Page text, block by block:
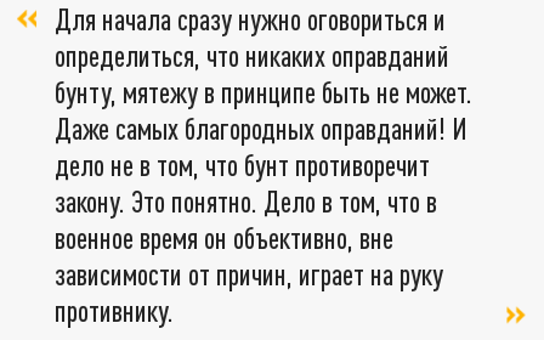
Для начала сразу нужно оговориться и
определиться, что никаких оправданий
бунту, мятежу в принципе быть не может.
Даже самых благородных оправданий! И
дело не в том, что бунт противоречит
закону. Это понятно. Дело в том, что в
военное время он объективно, вне
зависимости от причин, играет на руку
противнику.